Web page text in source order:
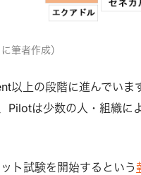
筆者作成）
以上の段階に進んでいま
Pilotは少数の人・組織に
ト試験を開始するという